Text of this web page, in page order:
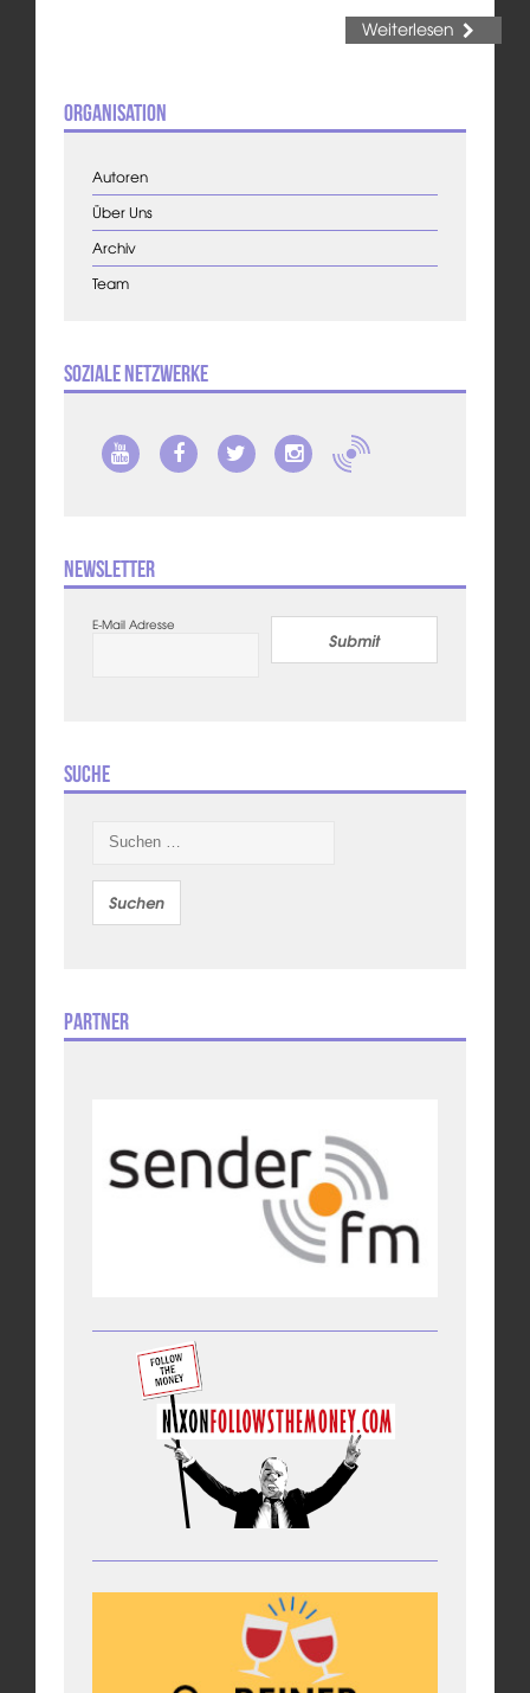
Weiterlesen
Organisation
Autoren
Über Uns
Archiv
Team
Soziale Netzwerke
Newsletter
E-Mail Adresse
Submit
Suche
nach:
Partner